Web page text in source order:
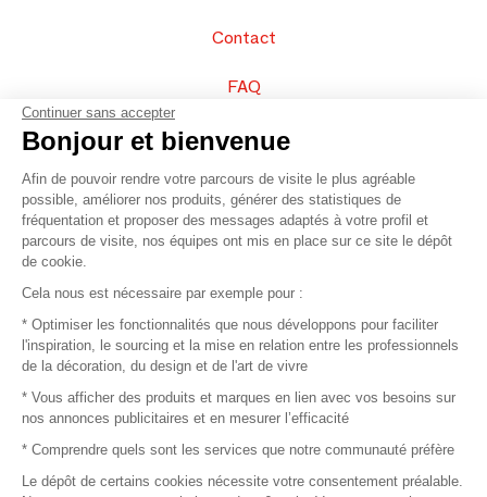
Contact
FAQ
Vendez vos produits
Plan du site
© 2016 –Organisation SAFI
Recrutement
Mentions légales
Continuer sans accepter
Bonjour et bienvenue
Afin de pouvoir rendre votre parcours de visite le plus agréable
possible, améliorer nos produits, générer des statistiques de
fréquentation et proposer des messages adaptés à votre profil et
parcours de visite, nos équipes ont mis en place sur ce site le dépôt
de cookie.
Cela nous est nécessaire par exemple pour :
* Optimiser les fonctionnalités que nous développons pour faciliter
l'inspiration, le sourcing et la mise en relation entre les professionnels
de la décoration, du design et de l'art de vivre
* Vous afficher des produits et marques en lien avec vos besoins sur
nos annonces publicitaires et en mesurer l’efficacité
* Comprendre quels sont les services que notre communauté préfère
Le dépôt de certains cookies nécessite votre consentement préalable.